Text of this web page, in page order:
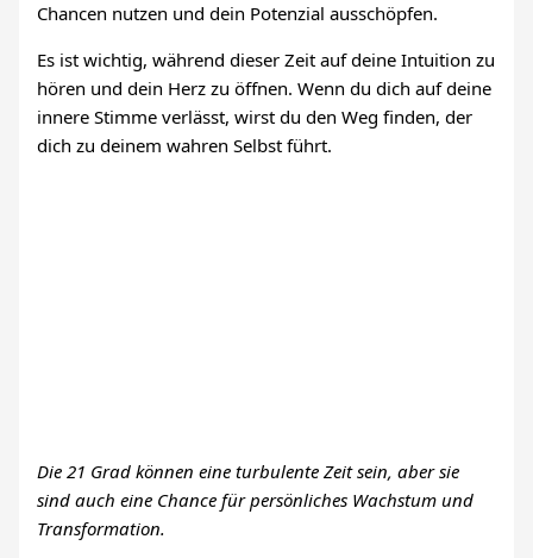
Chancen nutzen und dein Potenzial ausschöpfen.
Es ist wichtig, während dieser Zeit auf deine Intuition zu
hören und dein Herz zu öffnen. Wenn du dich auf deine
innere Stimme verlässt, wirst du den Weg finden, der
dich zu deinem wahren Selbst führt.
Die 21 Grad können eine turbulente Zeit sein, aber sie
sind auch eine Chance für persönliches Wachstum und
Transformation.